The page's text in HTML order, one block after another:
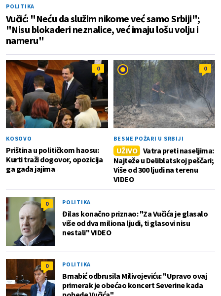
POLITIKA
Vučić: "Neću da služim nikome već samo Srbiji";
"Nisu blokaderi neznalice, već imaju lošu volju i
nameru"
0
KOSOVO
Priština u političkom haosu:
Kurti traži dogovor, opozicija
ga gađa jajima
0
BESNE POŽARI U SRBIJI
UŽIVO Vatra preti naseljima:
Najteže u Deliblatskoj peščari;
Više od 300 ljudi na terenu
VIDEO
0 POLITIKA
Đilas konačno priznao: "Za Vučića je glasalo
više od dva miliona ljudi, ti glasovi nisu
nestali" VIDEO
0 POLITIKA
Brnabić odbrusila Milivojeviću: "Upravo ovaj
primerak je obećao koncert Severine kada